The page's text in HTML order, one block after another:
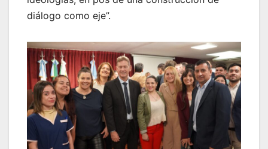
diálogo como eje”.